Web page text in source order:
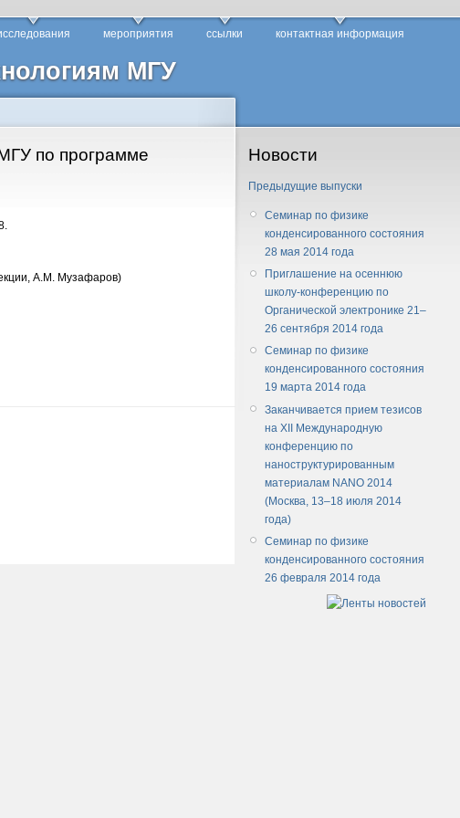
МГУ
мероприятия ссылки контактная информация
по программе
А.М. Музафаров)
Новости
Предыдущие выпуски
Семинар по физике
конденсированного состояния
28 мая 2014 года
Приглашение на осеннюю
школу-конференцию по
Органической электронике 21–
26 сентября 2014 года
Семинар по физике
конденсированного состояния
19 марта 2014 года
Заканчивается прием тезисов
на XII Международную
конференцию по
наноструктурированным
материалам NANO 2014
(Москва, 13–18 июля 2014
года)
Семинар по физике
конденсированного состояния
26 февраля 2014 года